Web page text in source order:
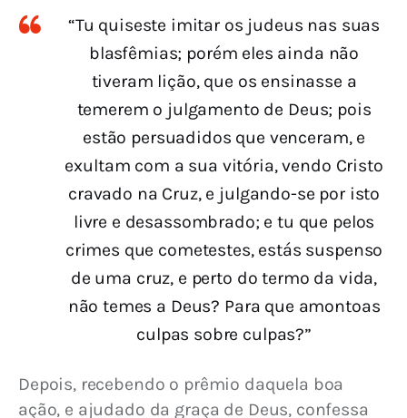
“Tu quiseste imitar os judeus nas suas
blasfêmias; porém eles ainda não
tiveram lição, que os ensinasse a
temerem o julgamento de Deus; pois
estão persuadidos que venceram, e
exultam com a sua vitória, vendo Cristo
cravado na Cruz, e julgando-se por isto
livre e desassombrado; e tu que pelos
crimes que cometestes, estás suspenso
de uma cruz, e perto do termo da vida,
não temes a Deus? Para que amontoas
culpas sobre culpas?”
Depois, recebendo o prêmio daquela boa
ação, e ajudado da graça de Deus, confessa